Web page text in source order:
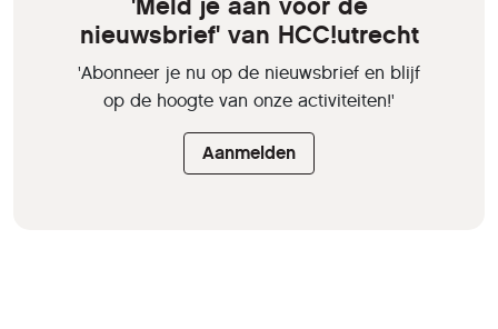
nieuwsbrief' van HCC!utrecht
'Abonneer je nu op de nieuwsbrief en blijf
op de hoogte van onze activiteiten!'
Aanmelden